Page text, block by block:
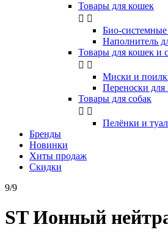
Товары для кошек
 
Био-
Наполнитель
Товары для кошек и
 
Миски и
Переноски для
Товары для собак
 
Пелёнки и
Бренды
Новинки
Хиты продаж
Скидки
9/9
ST Ионный